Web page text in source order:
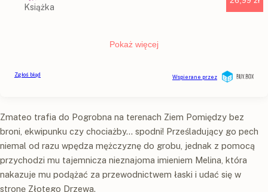
Zmateo trafia do Pogrobna na terenach Ziem Pomiędzy bez
broni, ekwipunku czy chociażby... spodni! Prześladujący go pech
niemal od razu wpędza mężczyznę do grobu, jednak z pomocą
przychodzi mu tajemnicza nieznajoma imieniem Melina, która
nakazuje mu podążać za przewodnictwem łaski i udać się w
stronę Złotego Drzewa.